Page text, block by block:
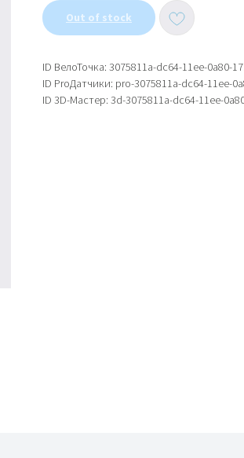
Out of stock
ID ВелоТочка: 3075811a-dc64-11ee-0a80-
ID ProДатчики: pro-3075811a-dc64-11ee-
ID 3D-Мастер: 3d-3075811a-dc64-11ee-